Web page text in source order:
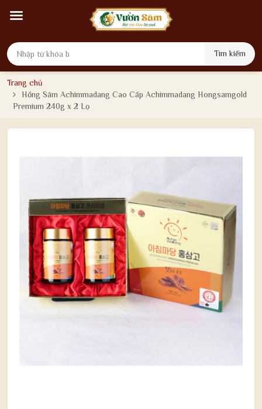
Tìm kiếm
Trang chủ
Hồng Sâm Achimmadang Cao Cấp Achimmadang Hongsamgold
Premium 240g x 2 Lọ